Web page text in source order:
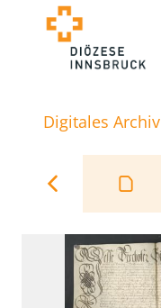
Digitales Archiv